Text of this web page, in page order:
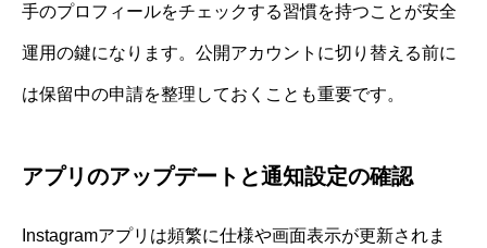
手のプロフィールをチェックする習慣を持つことが安全
運用の鍵になります。公開アカウントに切り替える前に
は保留中の申請を整理しておくことも重要です。
アプリのアップデートと通知設定の確認
Instagramアプリは頻繁に仕様や画面表示が更新されま